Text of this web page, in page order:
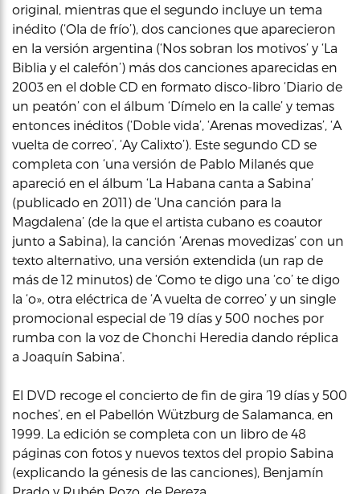
original, mientras que el segundo incluye un tema
inédito (‘Ola de frío’), dos canciones que aparecieron
en la versión argentina (‘Nos sobran los motivos’ y ‘La
Biblia y el calefón’) más dos canciones aparecidas en
2003 en el doble CD en formato disco-libro ‘Diario de
un peatón’ con el álbum ‘Dímelo en la calle’ y temas
entonces inéditos (‘Doble vida’, ‘Arenas movedizas’, ‘A
vuelta de correo’, ‘Ay Calixto’). Este segundo CD se
completa con ‘una versión de Pablo Milanés que
apareció en el álbum ‘La Habana canta a Sabina’
(publicado en 2011) de ‘Una canción para la
Magdalena’ (de la que el artista cubano es coautor
junto a Sabina), la canción ‘Arenas movedizas’ con un
texto alternativo, una versión extendida (un rap de
más de 12 minutos) de ‘Como te digo una ‘co’ te digo
la ‘o», otra eléctrica de ‘A vuelta de correo’ y un single
promocional especial de ’19 días y 500 noches por
rumba con la voz de Chonchi Heredia dando réplica
a Joaquín Sabina’.
El DVD recoge el concierto de fin de gira ’19 días y 500
noches’, en el Pabellón Wützburg de Salamanca, en
1999. La edición se completa con un libro de 48
páginas con fotos y nuevos textos del propio Sabina
(explicando la génesis de las canciones), Benjamín
Prado y Rubén Pozo, de Pereza.